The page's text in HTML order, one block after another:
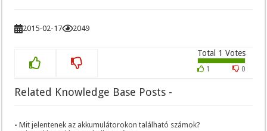
2015-02-17 2049
Total 1 Votes
1 0
Related Knowledge Base Posts -
Mit jelentenek az akkumulátorokon található számok?